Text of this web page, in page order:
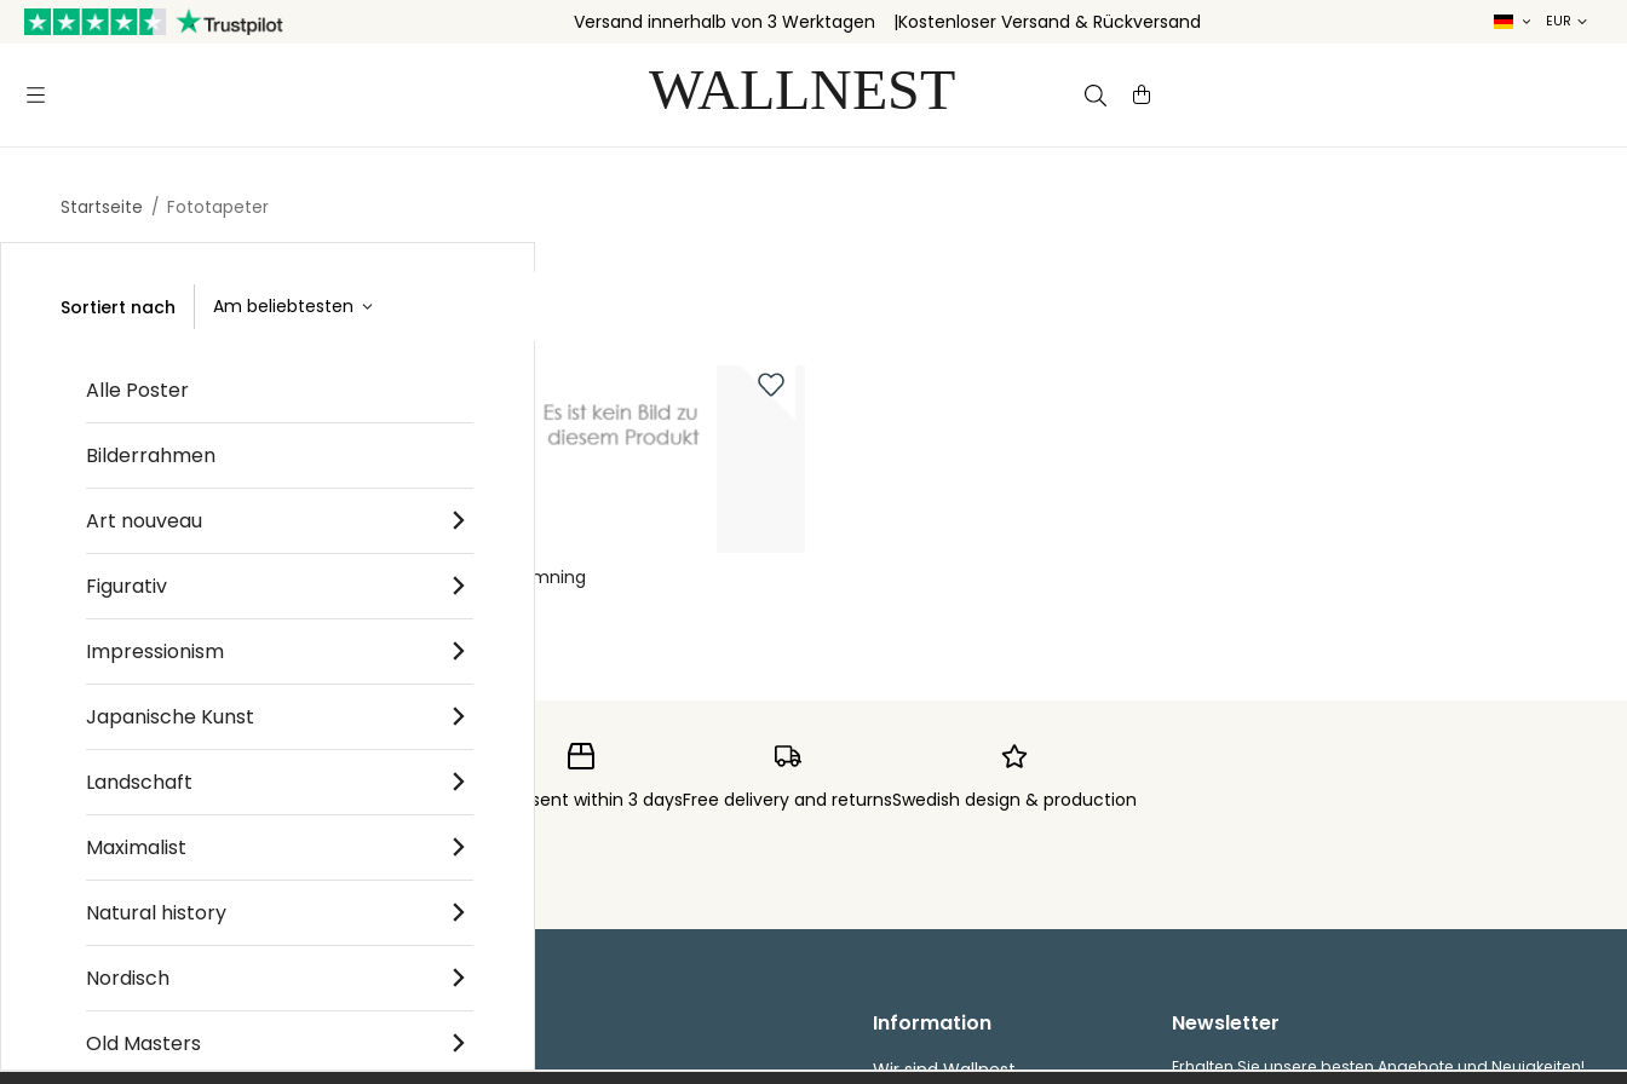
Versand innerhalb von 3 Werktagen Kostenloser Versand & Rückversand
Startseite / Fototapeter
Sortiert nach
Benutzerdefinierte Tapete
Glacial Skymning
/ m²
Order sent within 3 daysFree delivery and returnsSwedish design & production
Kontakt
Information
Wir sind Wallnest
Newsletter
Erhalten Sie unsere besten Angebote und Neuigkeiten!
Alle Poster
Bilderrahmen
Art nouveau
Figurativ
Impressionism
Japanische Kunst
Landschaft
Maximalist
Natural history
Nordisch
Old Masters